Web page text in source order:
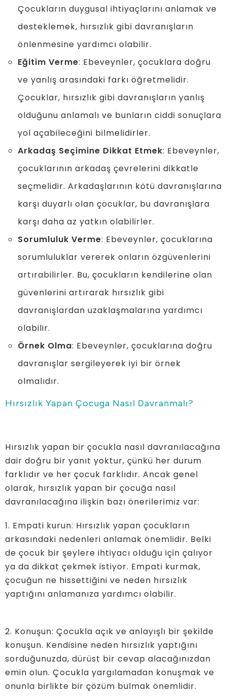
Çocukların duygusal ihtiyaçlarını anlamak ve
desteklemek, hırsızlık gibi davranışların
önlenmesine yardımcı olabilir.
Eğitim Verme: Ebeveynler, çocuklara doğru
ve yanlış arasındaki farkı öğretmelidir.
Çocuklar, hırsızlık gibi davranışların yanlış
olduğunu anlamalı ve bunların ciddi sonuçlara
yol açabileceğini bilmelidirler.
Arkadaş Seçimine Dikkat Etmek: Ebeveynler,
çocuklarının arkadaş çevrelerini dikkatle
seçmelidir. Arkadaşlarının kötü davranışlarına
karşı duyarlı olan çocuklar, bu davranışlara
karşı daha az yatkın olabilirler.
Sorumluluk Verme: Ebeveynler, çocuklarına
sorumluluklar vererek onların özgüvenlerini
artırabilirler. Bu, çocukların kendilerine olan
güvenlerini artırarak hırsızlık gibi
davranışlardan uzaklaşmalarına yardımcı
olabilir.
Örnek Olma: Ebeveynler, çocuklarına doğru
davranışlar sergileyerek iyi bir örnek
olmalıdır.
Hırsızlık Yapan Çocuga Nasıl Davranmalı?
Hırsızlık yapan bir çocukla nasıl davranılacağına
dair doğru bir yanıt yoktur, çünkü her durum
farklıdır ve her çocuk farklıdır. Ancak genel
olarak, hırsızlık yapan bir çocuğa nasıl
davranılacağına ilişkin bazı önerilerimiz var:
1. Empati kurun: Hırsızlık yapan çocukların
arkasındaki nedenleri anlamak önemlidir. Belki
de çocuk bir şeylere ihtiyacı olduğu için çalıyor
ya da dikkat çekmek istiyor. Empati kurmak,
çocuğun ne hissettiğini ve neden hırsızlık
yaptığını anlamanıza yardımcı olabilir.
2. Konuşun: Çocukla açık ve anlayışlı bir şekilde
konuşun. Kendisine neden hırsızlık yaptığını
sorduğunuzda, dürüst bir cevap alacağınızdan
emin olun. Çocukla yargılamadan konuşmak ve
onunla birlikte bir çözüm bulmak önemlidir.